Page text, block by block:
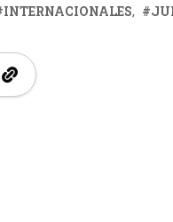
INTERNACIONALES